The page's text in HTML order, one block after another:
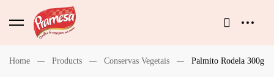
Home Products Conservas Vegetais Palmito Rodela 300g